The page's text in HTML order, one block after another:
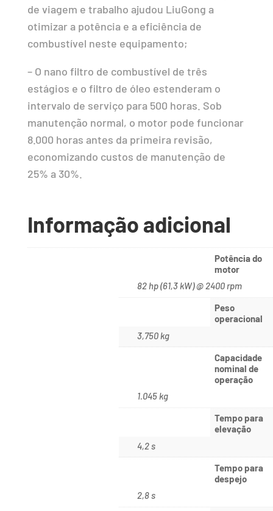
de viagem e trabalho ajudou LiuGong a
otimizar a potência e a eficiência de
combustível neste equipamento;
– O nano filtro de combustível de três
estágios e o filtro de óleo estenderam o
intervalo de serviço para 500 horas. Sob
manutenção normal, o motor pode funcionar
8.000 horas antes da primeira revisão,
economizando custos de manutenção de
25% a 30%.
Informação adicional
Potência do
motor
82 hp (61,3 kW) @ 2400 rpm
Peso
operacional
3,750 kg
Capacidade
nominal de
operação
1.045 kg
Tempo para
elevação
4,2 s
Tempo para
despejo
2,8 s